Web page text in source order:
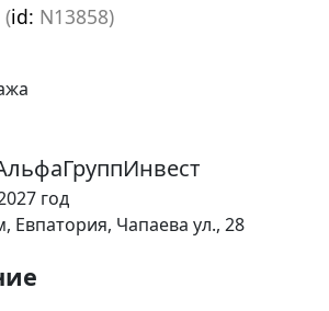
(id: N13858)
год
Евпатория, Чапаева ул., 28